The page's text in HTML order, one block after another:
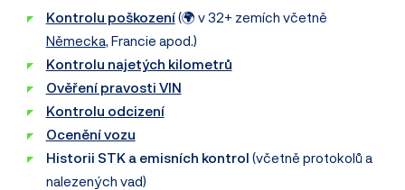
Kontrolu poškození(🌍 v 32+ zemích včetně
Německa, Francie apod.)
Kontrolu najetých kilometrů
Ověření pravosti VIN
Kontrolu odcizení
Ocenění vozu
Historii STK a emisních kontrol (včetně protokolů a
nalezených vad)